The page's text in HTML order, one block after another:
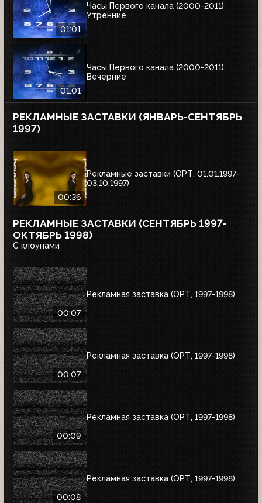
01:01
Часы Первого канала (2000-2011)
Утренние
01:01
Часы Первого канала (2000-2011)
Вечерние
РЕКЛАМНЫЕ ЗАСТАВКИ (ЯНВАРЬ-СЕНТЯБРЬ
1997)
00:36
Рекламные заставки (ОРТ, 01.01.1997-
03.10.1997)
РЕКЛАМНЫЕ ЗАСТАВКИ (СЕНТЯБРЬ 1997-
ОКТЯБРЬ 1998)
С клоунами
00:07
Рекламная заставка (ОРТ, 1997-1998)
00:07
Рекламная заставка (ОРТ, 1997-1998)
00:09
Рекламная заставка (ОРТ, 1997-1998)
00:08
Рекламная заставка (ОРТ, 1997-1998)